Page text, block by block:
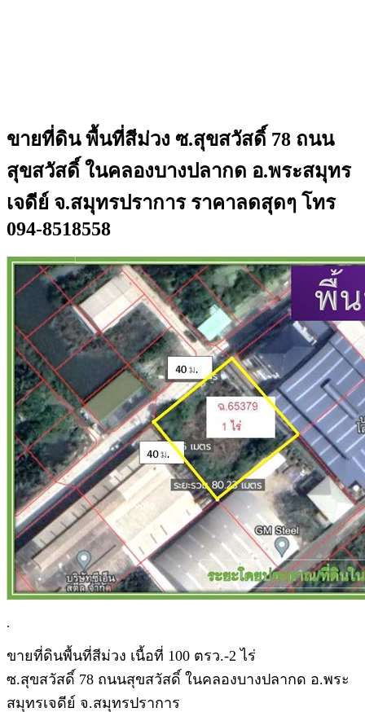
ขายที่ดิน พื้นที่สีม่วง ซ.สุขสวัสดิ์ 78 ถนน
สุขสวัสดิ์ ในคลองบางปลากด อ.พระสมุทร
เจดีย์ จ.สมุทรปราการ ราคาลดสุดๆ โทร
094-8518558
.
ขายที่ดินพื้นที่สีม่วง เนื้อที่ 100 ตรว.-2 ไร่
ซ.สุขสวัสดิ์ 78 ถนนสุขสวัสดิ์ ในคลองบางปลากด อ.พระ
สมุทรเจดีย์ จ.สมุทรปราการ